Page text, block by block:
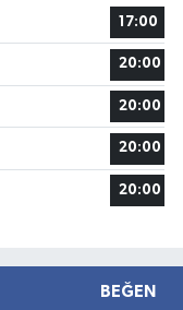
17:00
20:00
20:00
20:00
20:00
BEĞEN